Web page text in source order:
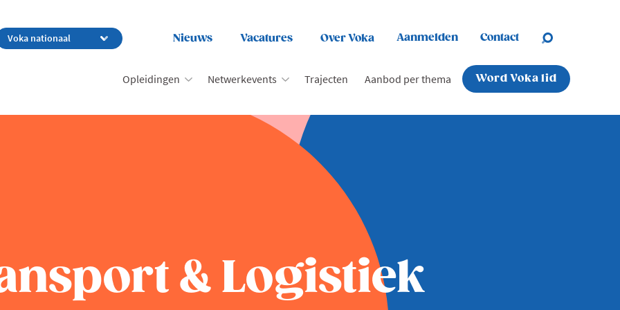
Nieuws Vacatures Over Voka Aanmelden Contact
Opleidingen Netwerkevents Trajecten Aanbod per thema Word Voka lid
& Logistiek